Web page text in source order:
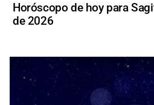
Horóscopo de hoy para
de 2026